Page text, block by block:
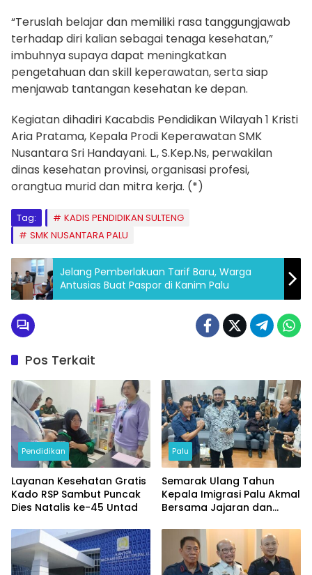
“Teruslah belajar dan memiliki rasa tanggungjawab
terhadap diri kalian sebagai tenaga kesehatan,”
imbuhnya supaya dapat meningkatkan
pengetahuan dan skill keperawatan, serta siap
menjawab tantangan kesehatan ke depan.
Kegiatan dihadiri Kacabdis Pendidikan Wilayah 1 Kristi
Aria Pratama, Kepala Prodi Keperawatan SMK
Nusantara Sri Handayani. L., S.Kep.Ns, perwakilan
dinas kesehatan provinsi, organisasi profesi,
orangtua murid dan mitra kerja. (*)
Tag:
KADIS PENDIDIKAN SULTENG
SMK NUSANTARA PALU
Jelang Pemberlakuan Tarif Baru, Warga
Antusias Buat Paspor di Kanim Palu
Pos Terkait
Pendidikan
Layanan Kesehatan Gratis
Kado RSP Sambut Puncak
Dies Natalis ke-45 Untad
Palu
Semarak Ulang Tahun
Kepala Imigrasi Palu Akmal
Bersama Jajaran dan